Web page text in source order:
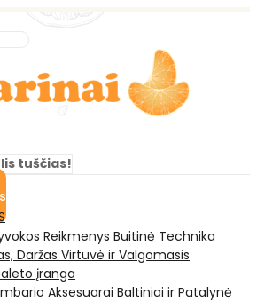
tuščias!
Reikmenys Buitinė Technika
Daržas Virtuvė ir Valgomasis
įranga
Aksesuarai Baltiniai ir Patalynė